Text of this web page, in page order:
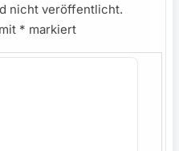
nicht veröffentlicht.
* markiert